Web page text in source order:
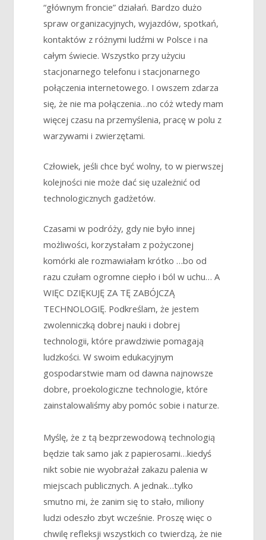
“głównym froncie” działań. Bardzo dużo
spraw organizacyjnych, wyjazdów, spotkań,
kontaktów z różnymi ludźmi w Polsce i na
całym świecie. Wszystko przy użyciu
stacjonarnego telefonu i stacjonarnego
połączenia internetowego. I owszem zdarza
się, że nie ma połączenia…no cóż wtedy mam
więcej czasu na przemyślenia, pracę w polu z
warzywami i zwierzętami.
Człowiek, jeśli chce być wolny, to w pierwszej
kolejności nie może dać się uzależnić od
technologicznych gadżetów.
Czasami w podróży, gdy nie było innej
możliwości, korzystałam z pożyczonej
komórki ale rozmawiałam krótko …bo od
razu czułam ogromne ciepło i ból w uchu… A
WIĘC DZIĘKUJĘ ZA TĘ ZABÓJCZĄ
TECHNOLOGIĘ. Podkreślam, że jestem
zwolenniczką dobrej nauki i dobrej
technologii, które prawdziwie pomagają
ludzkości. W swoim edukacyjnym
gospodarstwie mam od dawna najnowsze
dobre, proekologiczne technologie, które
zainstalowaliśmy aby pomóc sobie i naturze.
Myślę, że z tą bezprzewodową technologią
będzie tak samo jak z papierosami…kiedyś
nikt sobie nie wyobrażał zakazu palenia w
miejscach publicznych. A jednak…tylko
smutno mi, że zanim się to stało, miliony
ludzi odeszło zbyt wcześnie. Proszę więc o
chwilę refleksji wszystkich co twierdzą, że nie